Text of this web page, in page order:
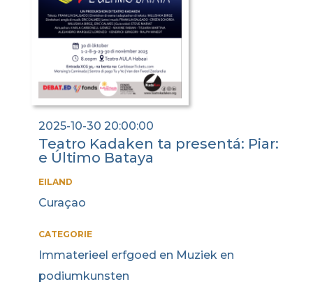
2025-10-30 20:00:00
Teatro Kadaken ta presentá: Piar:
e Último Bataya
EILAND
Curaçao
CATEGORIE
Immaterieel erfgoed en Muziek en
podiumkunsten